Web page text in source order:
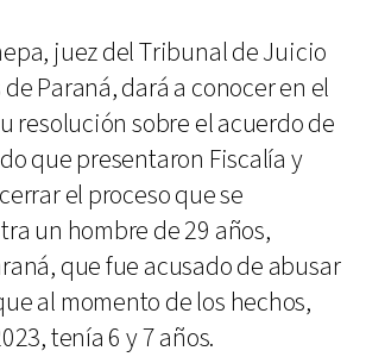
juez del Tribunal de Juicio
Paraná, dará a conocer en el
resolución sobre el acuerdo de
que presentaron Fiscalía y
el proceso que se
un hombre de 29 años,
que fue acusado de abusar
al momento de los hechos,
tenía 6 y 7 años.